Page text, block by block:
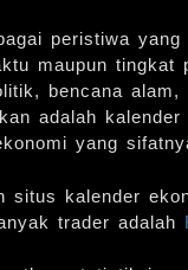
peristiwa
maupun tingkat
bencana alam,
adalah kalender
yang
situs kalender
trader adalah